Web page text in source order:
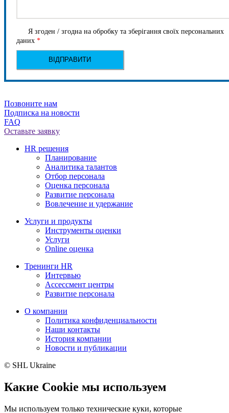
Я згоден / згодна на обробку та зберігання своїх персональних
даних *
Позвоните нам
Подписка на новости
FAQ
Оставьте заявку
HR решения
Планирование
Аналитика талантов
Отбор персонала
Оценка персонала
Развитие персонала
Вовлечение и удержание
Услуги и продукты
Инструменты оценки
Услуги
Online оценка
Тренинги HR
Интервью
Ассессмент центры
Развитие персонала
О компании
Политика конфиденциальности
Наши контакты
История компании
Новости и публикации
© SHL Ukraine
Какие Cookie мы используем
Мы используем только технические куки, которые